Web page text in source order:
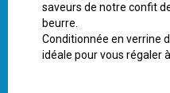
saveurs de notre confit
beurre.
Conditionnée en verrine
idéale pour vous régaler